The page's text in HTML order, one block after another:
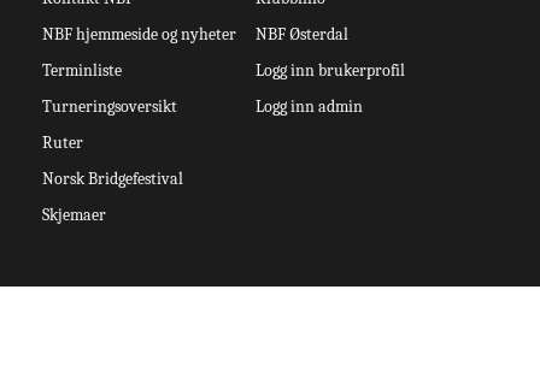
NBF hjemmeside og nyheter
Terminliste
Turneringsoversikt
Ruter
Norsk Bridgefestival
Skjemaer
NBF Østerdal
Logg inn brukerprofil
Logg inn admin